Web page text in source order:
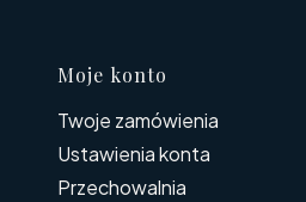
Linki w
Moje konto
Twoje zamówienia
Ustawienia konta
Przechowalnia